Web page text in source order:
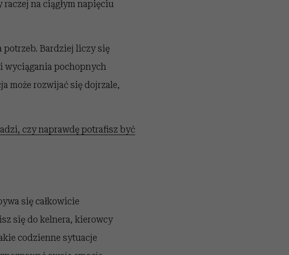
na ciągłym napięciu
potrzeb. Bardziej liczy się
wyciągania pochopnych
może rozwijać się dojrzale,
czy naprawdę potrafisz być
się całkowicie
się do kelnera, kierowcy
codzienne sytuacje